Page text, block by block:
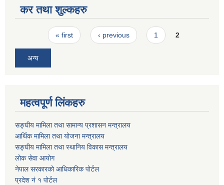
कर तथा शुल्कहरु
Pages« first ‹ previous 1 2
अन्य
महत्वपूर्ण लिंकहरु
सङ्घीय मामिला तथा सामान्य प्रशासन मन्त्रालय
आर्थिक मामिला तथा योजना मन्त्रालय
सङ्घीय मामिला तथा स्थानिय विकास मन्त्रालय
लोक सेवा आयोग
नेपाल सरकारको आधिकारिक पोर्टल
प्रदेश नं १ पोर्टल